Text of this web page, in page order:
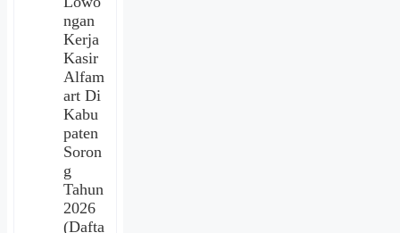
ngan
Kerja
Kasir
Alfam
art Di
Kabu
paten
Soron
g
Tahun
2026
(Dafta